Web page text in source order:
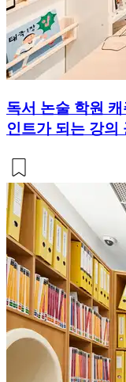
독서 논술 학원
인트가 되는 강의